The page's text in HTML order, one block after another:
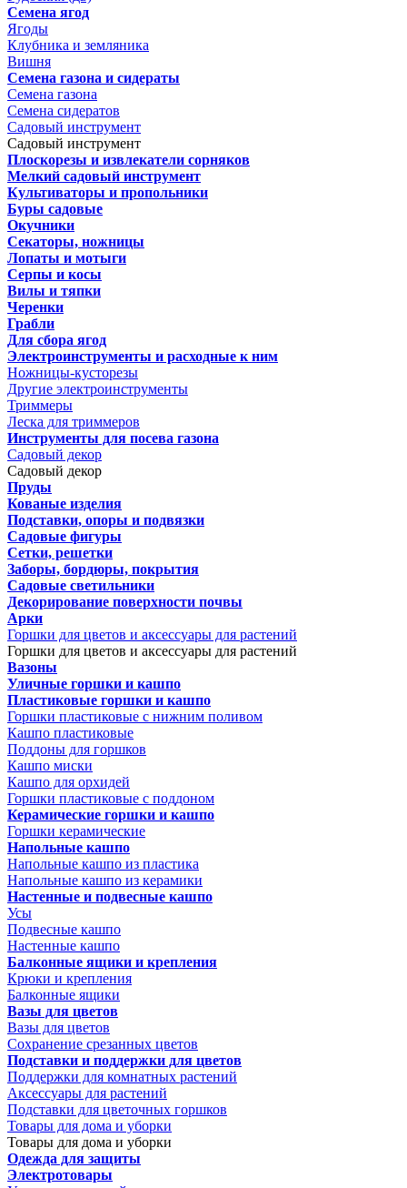
Семена ягод
Ягоды
Клубника и земляника
Вишня
Семена газона и сидераты
Семена газона
Семена сидератов
Садовый инструмент
Садовый инструмент
Плоскорезы и извлекатели сорняков
Мелкий садовый инструмент
Культиваторы и пропольники
Буры садовые
Окучники
Секаторы, ножницы
Лопаты и мотыги
Серпы и косы
Вилы и тяпки
Черенки
Грабли
Для сбора ягод
Электроинструменты и расходные к ним
Ножницы-кусторезы
Другие электроинструменты
Триммеры
Леска для триммеров
Инструменты для посева газона
Садовый декор
Садовый декор
Пруды
Кованые изделия
Подставки, опоры и подвязки
Садовые фигуры
Сетки, решетки
Заборы, бордюры, покрытия
Садовые светильники
Декорирование поверхности почвы
Арки
Горшки для цветов и аксессуары для растений
Горшки для цветов и аксессуары для растений
Вазоны
Уличные горшки и кашпо
Пластиковые горшки и кашпо
Горшки пластиковые с нижним поливом
Кашпо пластиковые
Поддоны для горшков
Кашпо миски
Кашпо для орхидей
Горшки пластиковые с поддоном
Керамические горшки и кашпо
Горшки керамические
Напольные кашпо
Напольные кашпо из пластика
Напольные кашпо из керамики
Настенные и подвесные кашпо
Усы
Подвесные кашпо
Настенные кашпо
Балконные ящики и крепления
Крюки и крепления
Балконные ящики
Вазы для цветов
Вазы для цветов
Сохранение срезанных цветов
Подставки и поддержки для цветов
Поддержки для комнатных растений
Аксессуары для растений
Подставки для цветочных горшков
Товары для дома и уборки
Товары для дома и уборки
Одежда для защиты
Электротовары